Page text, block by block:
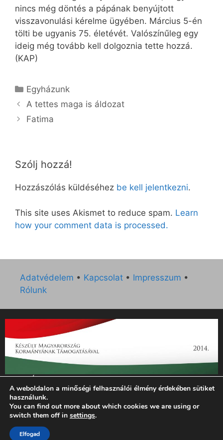
nincs még döntés a pápának benyújtott
visszavonulási kérelme ügyében. Március 5-én
tölti be ugyanis 75. életévét. Valószínűleg egy
ideig még tovább kell dolgoznia tette hozzá.
(KAP)
Kategória
Egyházunk
A tettes maga is áldozat
Fatima
Szólj hozzá!
Hozzászólás küldéséhez be kell jelentkezni.
This site uses Akismet to reduce spam. Learn
how your comment data is processed.
Adatvédelem • Kapcsolat • Impresszum •
Rólunk
„Az Új Ember katolikus hetilap 2014. évi működésének
támogatását az EGYH-KCP-14-P-0121 sz. támogatási
szerződés keretében 3 000 000 Ft összegben támogatta az
Emberi Erőforrások Minisztériuma.”
© 2026 Magyar Kurír - Új Ember
A weboldalon a minőségi felhasználói élmény érdekében sütiket
használunk.
You can find out more about which cookies we are using or
switch them off in settings.
Elfogad